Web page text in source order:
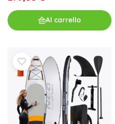
Al carrello